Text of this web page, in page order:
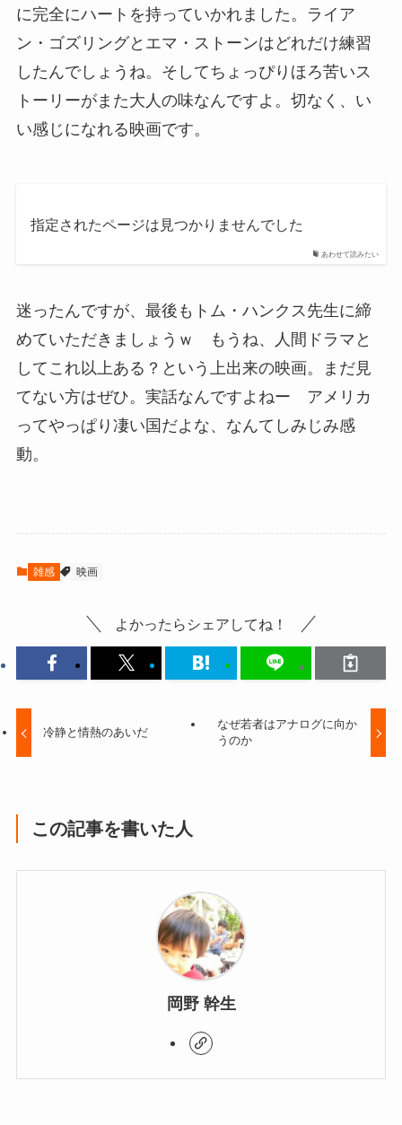
に完全にハートを持っていかれました。ライア
ン・ゴズリングとエマ・ストーンはどれだけ練習
したんでしょうね。そしてちょっぴりほろ苦いス
トーリーがまた大人の味なんですよ。切なく、い
い感じになれる映画です。
あわせて読みたい
指定されたページは見つかりませんでした
迷ったんですが、最後もトム・ハンクス先生に締
めていただきましょうｗ もうね、人間ドラマと
してこれ以上ある？という上出来の映画。まだ見
てない方はぜひ。実話なんですよねー アメリカ
ってやっぱり凄い国だよな、なんてしみじみ感
動。
雑感 映画
よかったらシェアしてね！
冷静と情熱のあいだ
なぜ若者はアナログに向か
うのか
この記事を書いた人
岡野 幹生